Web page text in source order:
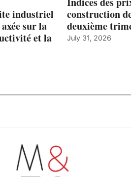
industriel
sur la
et la
construction
deuxième
July 31, 2026